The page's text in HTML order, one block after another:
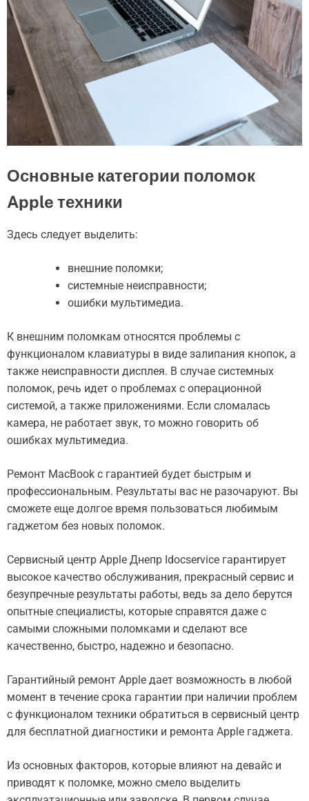
Основные категории поломок
Apple техники
Здесь следует выделить:
внешние поломки;
системные неисправности;
ошибки мультимедиа.
К внешним поломкам относятся проблемы с
функционалом клавиатуры в виде залипания кнопок, а
также неисправности дисплея. В случае системных
поломок, речь идет о проблемах с операционной
системой, а также приложениями. Если сломалась
камера, не работает звук, то можно говорить об
ошибках мультимедиа.
Ремонт MacBook с гарантией будет быстрым и
профессиональным. Результаты вас не разочаруют. Вы
сможете еще долгое время пользоваться любимым
гаджетом без новых поломок.
Сервисный центр Apple Днепр Idocservice гарантирует
высокое качество обслуживания, прекрасный сервис и
безупречные результаты работы, ведь за дело берутся
опытные специалисты, которые справятся даже с
самыми сложными поломками и сделают все
качественно, быстро, надежно и безопасно.
Гарантийный ремонт Apple дает возможность в любой
момент в течение срока гарантии при наличии проблем
с функционалом техники обратиться в сервисный центр
для бесплатной диагностики и ремонта Apple гаджета.
Из основных факторов, которые влияют на девайс и
приводят к поломке, можно смело выделить